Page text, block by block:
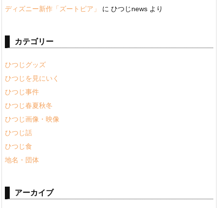
ディズニー新作「ズートピア」
に ひつじnews より
カテゴリー
ひつじグッズ
ひつじを見にいく
ひつじ事件
ひつじ春夏秋冬
ひつじ画像・映像
ひつじ話
ひつじ食
地名・団体
アーカイブ